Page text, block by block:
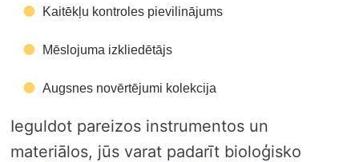
Kaitēkļu kontroles pievilinājums
Mēslojuma izkliedētājs
Augsnes novērtējumi kolekcija
Ieguldot pareizos instrumentos un
materiālos, jūs varat padarīt bioloģisko